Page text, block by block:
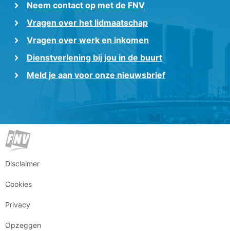
Neem contact op met de FNV
Vragen over het lidmaatschap
Vragen over werk en inkomen
Dienstverlening bij jou in de buurt
Meld je aan voor onze nieuwsbrief
Disclaimer
Cookies
Privacy
Opzeggen